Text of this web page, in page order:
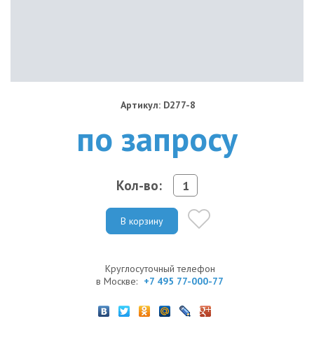
Артикул: D277-8
по запросу
Кол-во:
В корзину
Круглосуточный телефон
в Москве: +7 495 77-000-77